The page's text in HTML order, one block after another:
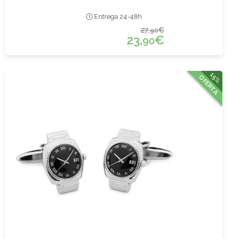
Entrega 24-48h
27,90€
23,90€
15%
OFERTA